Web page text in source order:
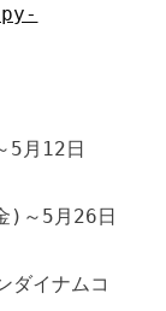
5月12日
)～5月26日
ダイナムコ